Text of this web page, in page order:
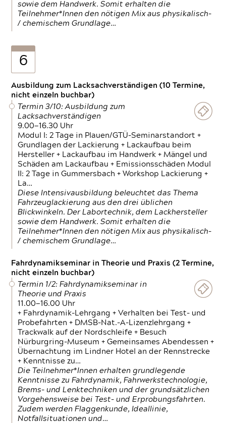
sowie dem Handwerk. Somit erhalten die
Teilnehmer*Innen den nötigen Mix aus physikalisch-
/ chemischem Grundlage…
6
Ausbildung zum Lacksachverständigen (10 Termine,
nicht einzeln buchbar)
Termin 3/10: Ausbildung zum
Lacksachverständigen
9.00—16.30 Uhr
Modul I: 2 Tage in Plauen/GTÜ-Seminarstandort +
Grundlagen der Lackierung + Lackaufbau beim
Hersteller + Lackaufbau im Handwerk + Mängel und
Schäden am Lackaufbau + Emissionsschäden Modul
II: 2 Tage in Gummersbach + Workshop Lackierung +
La…
Diese Intensivausbildung beleuchtet das Thema
Fahrzeuglackierung aus den drei üblichen
Blickwinkeln. Der Labortechnik, dem Lackhersteller
sowie dem Handwerk. Somit erhalten die
Teilnehmer*Innen den nötigen Mix aus physikalisch-
/ chemischem Grundlage…
Fahrdynamikseminar in Theorie und Praxis (2 Termine,
nicht einzeln buchbar)
Termin 1/2: Fahrdynamikseminar in
Theorie und Praxis
11.00—16.00 Uhr
+ Fahrdynamik-Lehrgang + Verhalten bei Test- und
Probefahrten + DMSB-Nat.-A-Lizenzlehrgang +
Trackwalk auf der Nordschleife + Besuch
Nürburgring-Museum + Gemeinsames Abendessen +
Übernachtung im Lindner Hotel an der Rennstrecke
+ Kenntnisse zu…
Die Teilnehmer*Innen erhalten grundlegende
Kenntnisse zu Fahrdynamik, Fahrwerkstechnologie,
Brems- und Lenktechniken und der grundsätzlichen
Vorgehensweise bei Test- und Erprobungsfahrten.
Zudem werden Flaggenkunde, Ideallinie,
Notfallsituationen und…